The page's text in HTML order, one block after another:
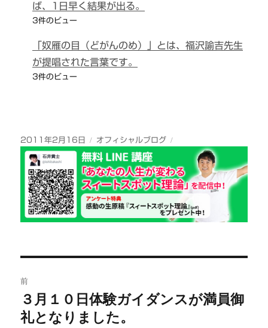
ば、1日早く結果が出る。
3件のビュー
「奴雁の目（どがんのめ）」とは、福沢諭吉先生
が提唱された言葉です。
3件のビュー
投
稿
2011年2月16日
カ
テ
ゴ
リ
ー
オフィシャルブログ
稿
ナ
前
前
の
３月１０日体験ガイダンスが満員御
礼となりました。